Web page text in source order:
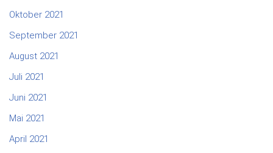
Oktober 2021
September 2021
August 2021
Juli 2021
Juni 2021
Mai 2021
April 2021